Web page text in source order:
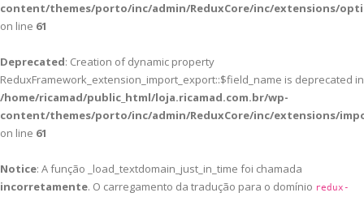
content/themes/porto/inc/admin/ReduxCore/inc/extensions/
on line 61
Deprecated: Creation of dynamic property
ReduxFramework_extension_import_export::$field_name is deprecated in
/home/ricamad/public_html/loja.ricamad.com.br/wp-
content/themes/porto/inc/admin/ReduxCore/inc/extensions/
on line 61
Notice: A função _load_textdomain_just_in_time foi chamada
incorretamente. O carregamento da tradução para o domínio redux-